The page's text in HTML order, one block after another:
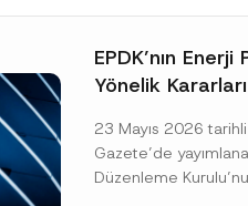
EPDK’nın Enerji
Yönelik
ve Doğal Gaz
Yeni
23 Mayıs 2026
Gazete’de
Düzenleme